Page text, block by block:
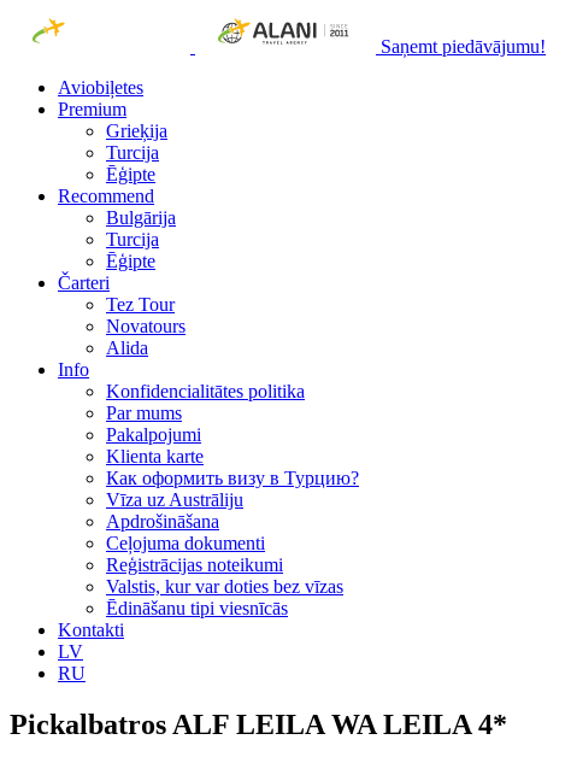
Saņemt piedāvājumu!
Aviobiļetes
Premium
Grieķija
Turcija
Ēģipte
Recommend
Bulgārija
Turcija
Ēģipte
Čarteri
Tez Tour
Novatours
Alida
Info
Konfidencialitātes politika
Par mums
Рakalpojumi
Klienta karte
Как оформить визу в Турцию?
Vīza uz Austrāliju
Apdrošināšana
Ceļojuma dokumenti
Reģistrācijas noteikumi
Valstis, kur var doties bez vīzas
Ēdināšanu tipi viesnīcās
Kontakti
LV
RU
Pickalbatros ALF LEILA WA LEILA 4*